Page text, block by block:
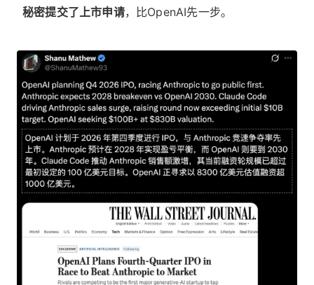
秘密提交了上市申请，比OpenAI先一步。